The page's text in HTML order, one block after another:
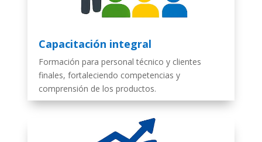
Capacitación integral
Formación para personal técnico y clientes
finales, fortaleciendo competencias y
comprensión de los productos.